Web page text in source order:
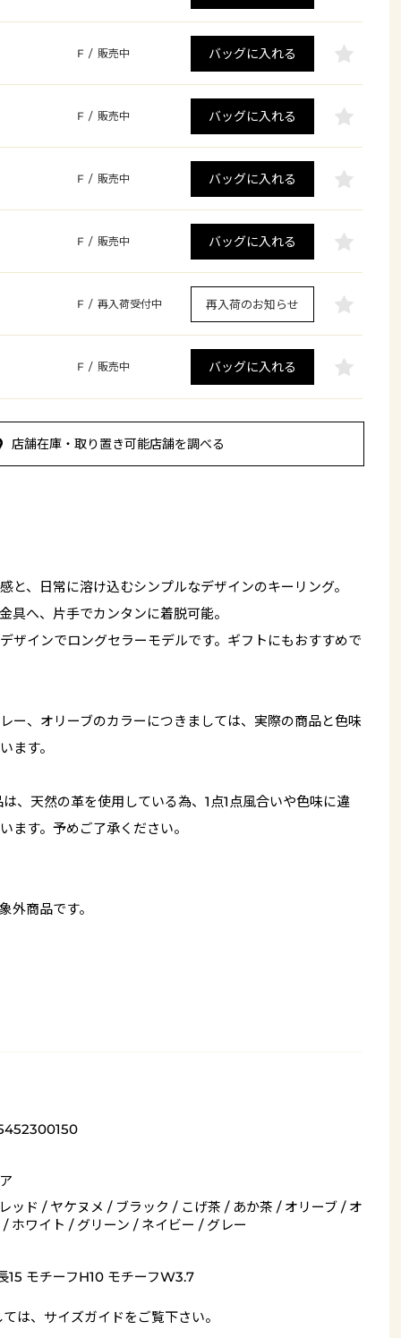
F / 販売中 バッグに入れる
F / 販売中 バッグに入れる
F / 販売中 バッグに入れる
F / 販売中 バッグに入れる
F / 再入荷受付中 再入荷のお知らせ
F / 販売中 バッグに入れる
店舗在庫・取り置き可能店舗を調べる
と、日常に溶け込むシンプルなデザインのキーリング。
具へ、片手でカンタンに着脱可能。
ザインでロングセラーモデルです。ギフトにもおすすめで
ー、オリーブのカラーにつきましては、実際の商品と色味
ます。
、天然の革を使用している為、1点1点風合いや色味に違
ます。予めご了承ください。
外商品です。
ッド / ヤケヌメ / ブラック / こげ茶 / あか茶 / オリーブ / オ
ホワイト / グリーン / ネイビー / グレー
15 モチーフH10 モチーフW3.7
は、 サイズガイドをご覧下さい。